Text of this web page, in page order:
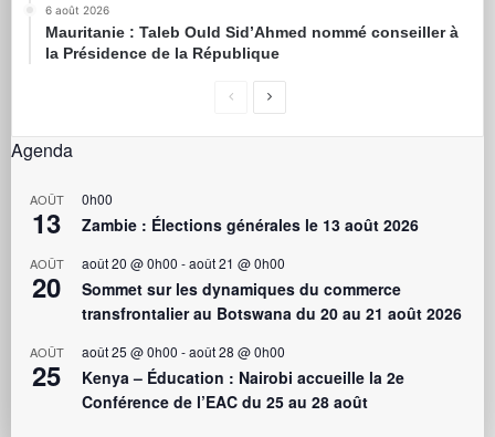
6 août 2026
Mauritanie : Taleb Ould Sid’Ahmed nommé conseiller à
la Présidence de la République
Agenda
AOÛT
13
0h00
Zambie : Élections générales le 13 août 2026
AOÛT
20
août 20 @ 0h00 -août 21 @ 0h00
Sommet sur les dynamiques du commerce
transfrontalier au Botswana du 20 au 21 août 2026
AOÛT
25
août 25 @ 0h00 -août 28 @ 0h00
Kenya – Éducation : Nairobi accueille la 2e
Conférence de l’EAC du 25 au 28 août